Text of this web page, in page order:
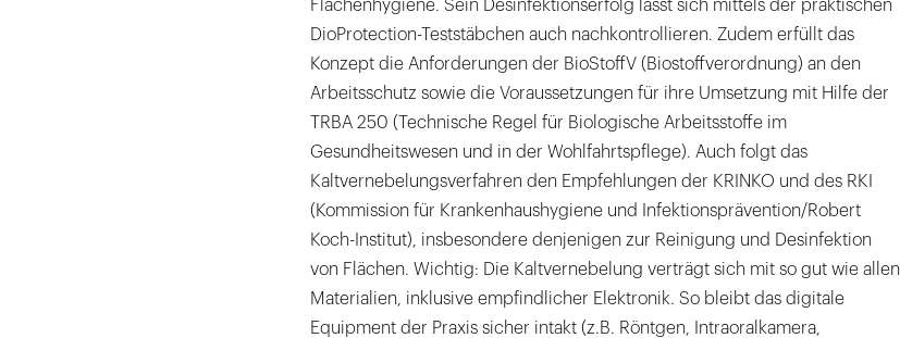
Flächenhygiene. Sein Desinfektionserfolg lässt sich mittels der praktischen
DioProtection-Teststäbchen auch nachkontrollieren. Zudem erfüllt das
Konzept die Anforderungen der BioStoffV (Biostoffverordnung) an den
Arbeitsschutz sowie die Voraussetzungen für ihre Umsetzung mit Hilfe der
TRBA 250 (Technische Regel für Biologische Arbeitsstoffe im
Gesundheitswesen und in der Wohlfahrtspflege). Auch folgt das
Kaltvernebelungsverfahren den Empfehlungen der KRINKO und des RKI
(Kommission für Krankenhaushygiene und Infektionsprävention/Robert
Koch-Institut), insbesondere denjenigen zur Reinigung und Desinfektion
von Flächen. Wichtig: Die Kaltvernebelung verträgt sich mit so gut wie allen
Materialien, inklusive empfindlicher Elektronik. So bleibt das digitale
Equipment der Praxis sicher intakt (z.B. Röntgen, Intraoralkamera,